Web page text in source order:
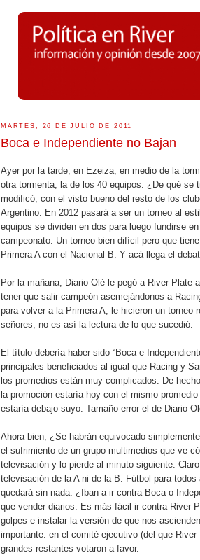
MARTES, 26 DE JULIO DE 2011
Boca e Independiente no Bajan
Ayer por la tarde, en Ezeiza, en medio de la
otra tormenta, la de los 40 equipos. ¿De qué se
modificó, con el visto bueno del resto de los
Argentino. En 2012 pasará a ser un torneo al
equipos se dividen en dos para luego fundirse
campeonato. Un torneo bien difícil pero que
Primera A con el Nacional B. Y acá llega el
Por la mañana, Diario Olé le pegó a River Plate
tener que salir campeón asemejándonos a
para volver a la Primera A, le hicieron un torneo
señores, no es así la lectura de lo que sucedió.
El título debería haber sido “Boca e
principales beneficiados al igual que Racing y
los promedios están muy complicados. De
la promoción estaría hoy con el mismo
estaría debajo suyo. Tamaño error el de Diario
Ahora bien, ¿Se habrán equivocado
el sufrimiento de un grupo multimedios que ve
televisación y lo pierde al minuto siguiente.
televisación de la A ni de la B. Fútbol para
quedará sin nada. ¿Iban a ir contra Boca o
que vender diarios. Es más fácil ir contra River
golpes e instalar la versión de que nos
importante: en el comité ejecutivo (del que
grandes restantes votaron a favor.